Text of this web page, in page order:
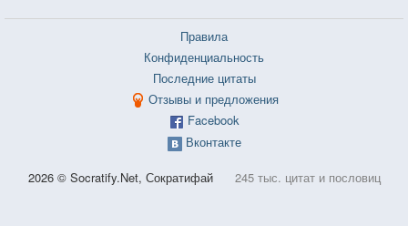
Правила
Конфиденциальность
Последние цитаты
Отзывы и предложения
Facebook
Вконтакте
2026 © Socratify.Net, Сократифай 245 тыс. цитат и пословиц